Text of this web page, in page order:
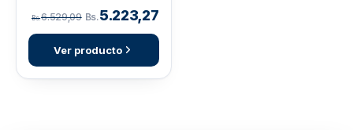
Bs.6.529,09 Bs.5.223,27
Ver producto